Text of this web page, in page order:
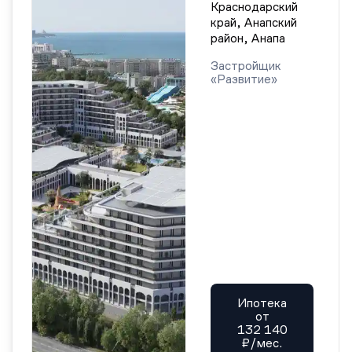
Краснодарский
край, Анапский
район, Анапа
Застройщик
«Развитие»
Ипотека
от
132 140
₽/мес.